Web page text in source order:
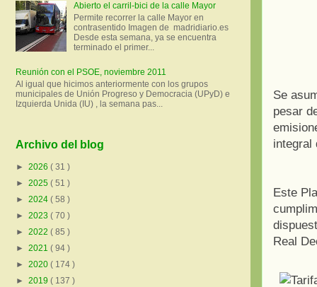
Se
pesar
integral
Este
Real
Abierto el carril-bici de la calle Mayor
Permite recorrer la calle Mayor en
contrasentido Imagen de madridiario.es
Desde esta semana, ya se encuentra
terminado el primer...
Reunión con el PSOE, noviembre 2011
Al igual que hicimos anteriormente con los grupos
municipales de Unión Progreso y Democracia (UPyD) e
Izquierda Unida (IU) , la semana pas...
Archivo del blog
► 2026 ( 31 )
► 2025 ( 51 )
► 2024 ( 58 )
► 2023 ( 70 )
► 2022 ( 85 )
► 2021 ( 94 )
► 2020 ( 174 )
► 2019 ( 137 )